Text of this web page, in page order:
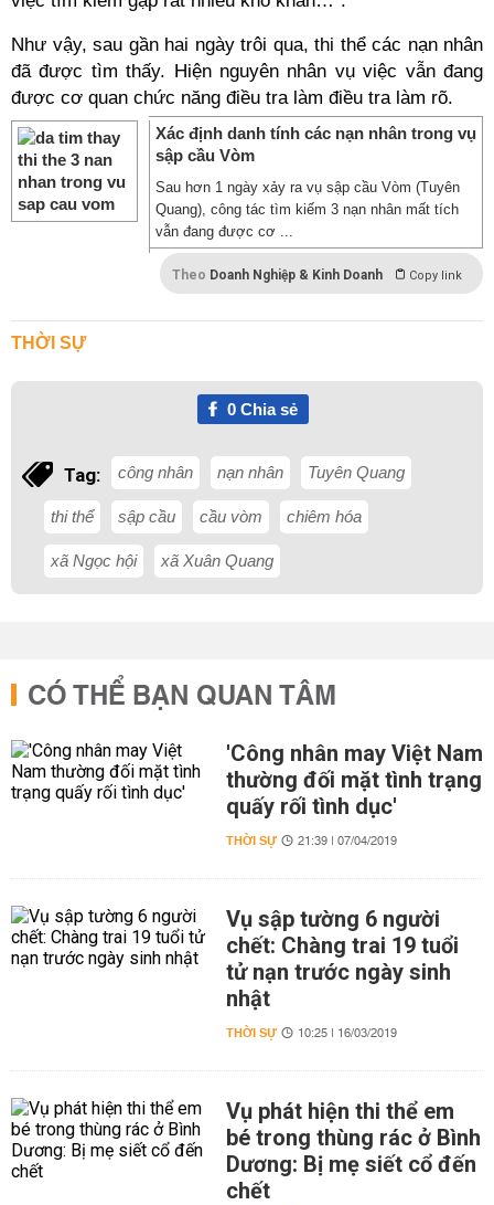
Như vậy, sau gần hai ngày trôi qua, thi thể các nạn nhân
đã được tìm thấy. Hiện nguyên nhân vụ việc vẫn đang
được cơ quan chức năng điều tra làm điều tra làm rõ.
Xác định danh tính các nạn nhân trong vụ
sập cầu Vòm
Sau hơn 1 ngày xảy ra vụ sập cầu Vòm (Tuyên
Quang), công tác tìm kiếm 3 nạn nhân mất tích
vẫn đang được cơ ...
Theo Doanh Nghiệp & Kinh Doanh Copy link
THỜI SỰ
0Chia sẻ
Tag: công nhân nạn nhân Tuyên Quang
thi thể sập cầu cầu vòm chiêm hóa
xã Ngọc hội xã Xuân Quang
CÓ THỂ BẠN QUAN TÂM
'Công nhân may Việt Nam
thường đối mặt tình trạng
quấy rối tình dục'
THỜI SỰ 21:39 | 07/04/2019
Vụ sập tường 6 người
chết: Chàng trai 19 tuổi
tử nạn trước ngày sinh
nhật
THỜI SỰ 10:25 | 16/03/2019
Vụ phát hiện thi thể em
bé trong thùng rác ở Bình
Dương: Bị mẹ siết cổ đến
chết